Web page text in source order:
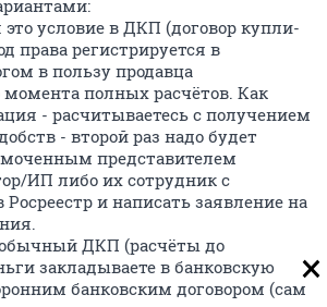
это условие в ДКП (договор купли-
права регистрируется в
в пользу продавца
момента полных расчётов. Как
- расчитываетесь с получением
- второй раз надо будет
представителем
ИП либо их сотрудник с
и написать заявление на
ДКП (расчёты до
закладываете в банковскую
банковским договором (сам